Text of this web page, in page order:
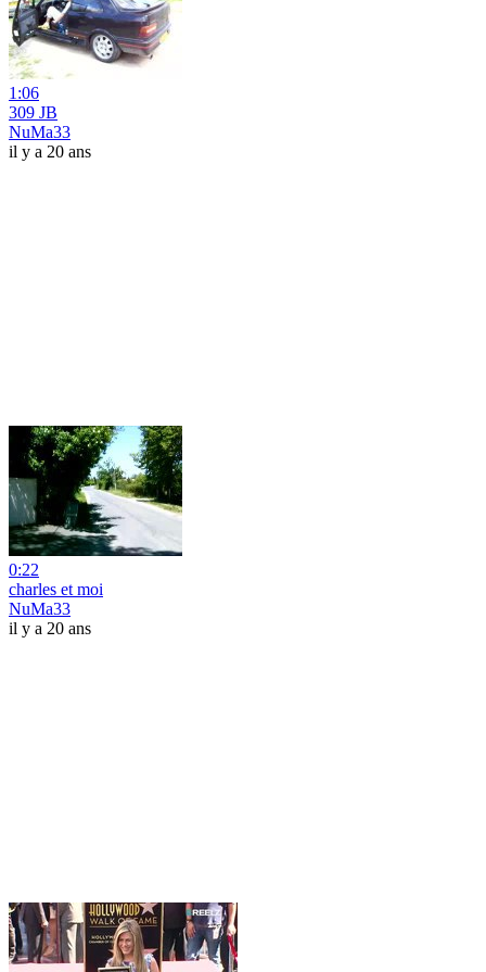
1:06
309 JB
NuMa33
il y a 20 ans
0:22
charles et moi
NuMa33
il y a 20 ans